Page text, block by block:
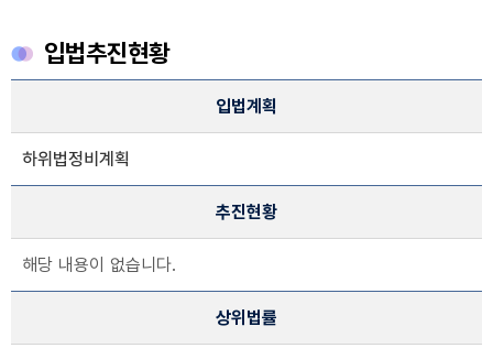
입법추진현황
입법계획, 추진현황, 상위법률 정보제공
입법계획
하위법정비계획
추진현황
해당 내용이 없습니다.
상위법률